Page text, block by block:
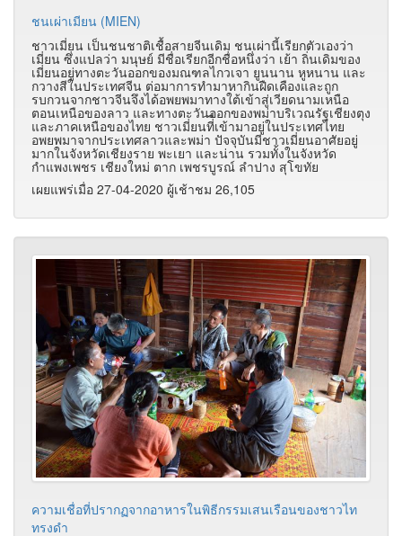
ชนเผ่าเมียน (MIEN)
ชาวเมี่ยน เป็นชนชาติเชื้อสายจีนเดิม ชนเผ่านี้เรียกตัวเองว่า
เมี่ยน ซึ่งแปลว่า มนุษย์ มีชื่อเรียกอีกชื่อหนึ่งว่า เย้า ถิ่นเดิมของ
เมี่ยนอยู่ทางตะวันออกของมณฑลไกวเจา ยูนนาน หูหนาน และ
กวางสีในประเทศจีน ต่อมาการทำมาหากินฝืดเคืองและถูก
รบกวนจากชาวจีนจึงได้อพยพมาทางใต้เข้าสู่เวียดนามเหนือ
ตอนเหนือของลาว และทางตะวันออกของพม่าบริเวณรัฐเชียงตุง
และภาคเหนือของไทย ชาวเมี่ยนที่ี่เข้ามาอยู่ในประเทศไทย
อพยพมาจากประเทศลาวและพม่า ปัจจุบันมีชาวเมี่ยนอาศัยอยู่
มากในจังหวัดเชียงราย พะเยา และน่าน รวมทั้งในจังหวัด
กำแพงเพชร เชียงใหม่ ตาก เพชรบูรณ์ ลำปาง สุโขทัย
เผยแพร่เมื่อ 27-04-2020 ผู้เช้าชม 26,105
ความเชื่อที่ปรากฏจากอาหารในพิธีกรรมเสนเรือนของชาวไท
ทรงดำ